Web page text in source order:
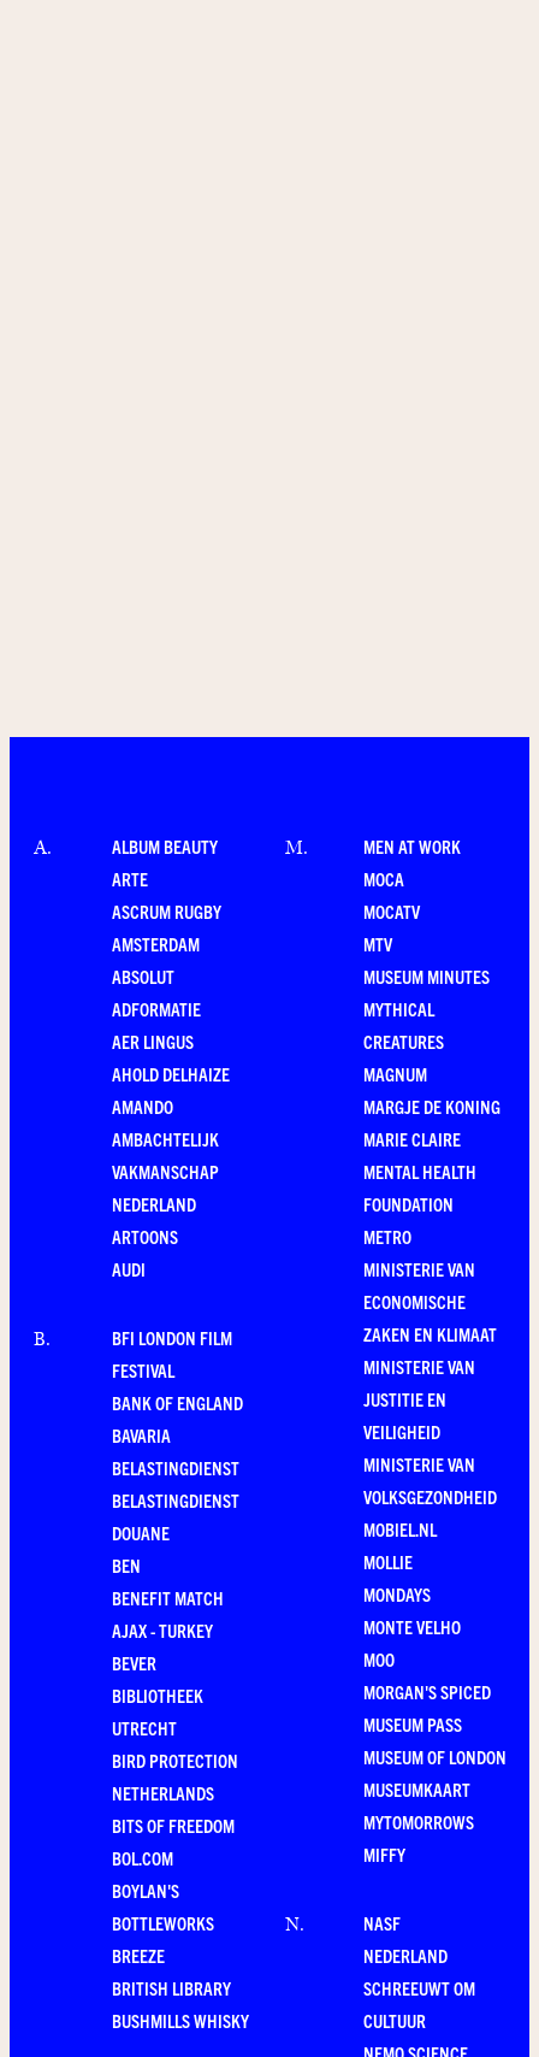
A.
ALBUM BEAUTY
ARTE
ASCRUM RUGBY
AMSTERDAM
ABSOLUT
ADFORMATIE
AER LINGUS
AHOLD DELHAIZE
AMANDO
AMBACHTELIJK
VAKMANSCHAP
NEDERLAND
ARTOONS
AUDI
B.
BFI LONDON FILM
FESTIVAL
BANK OF ENGLAND
BAVARIA
BELASTINGDIENST
BELASTINGDIENST
DOUANE
BEN
BENEFIT MATCH
AJAX - TURKEY
BEVER
BIBLIOTHEEK
UTRECHT
BIRD PROTECTION
NETHERLANDS
BITS OF FREEDOM
BOL.COM
BOYLAN'S
BOTTLEWORKS
BREEZE
BRITISH LIBRARY
BUSHMILLS WHISKY
M.
MEN AT WORK
MOCA
MOCATV
MTV
MUSEUM MINUTES
MYTHICAL
CREATURES
MAGNUM
MARGJE DE KONING
MARIE CLAIRE
MENTAL HEALTH
FOUNDATION
METRO
MINISTERIE VAN
ECONOMISCHE
ZAKEN EN KLIMAAT
MINISTERIE VAN
JUSTITIE EN
VEILIGHEID
MINISTERIE VAN
VOLKSGEZONDHEID
MOBIEL.NL
MOLLIE
MONDAYS
MONTE VELHO
MOO
MORGAN'S SPICED
MUSEUM PASS
MUSEUM OF LONDON
MUSEUMKAART
MYTOMORROWS
MIFFY
N.
NASF
NEDERLAND
SCHREEUWT OM
CULTUUR